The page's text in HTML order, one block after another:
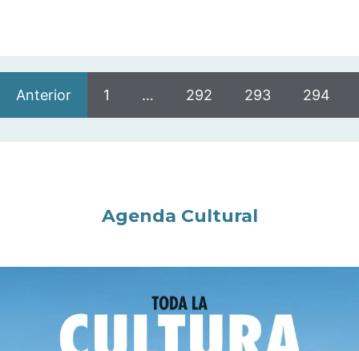
Anterior 1 … 292 293 294
Agenda Cultural